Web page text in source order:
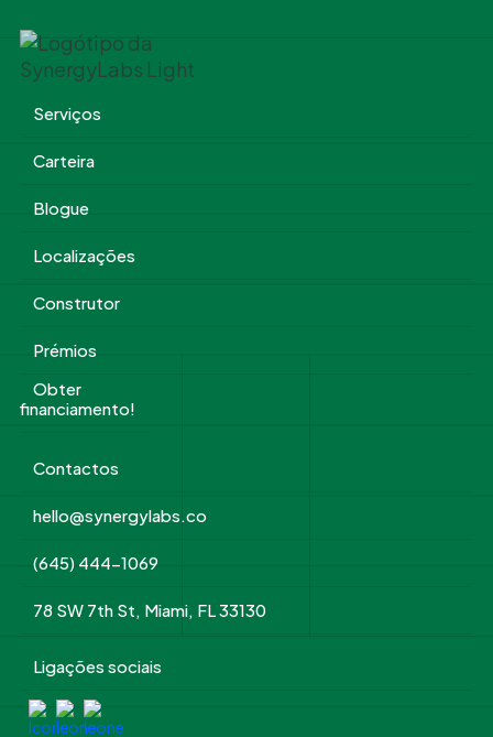
Serviços
Carteira
Blogue
Localizações
Construtor
Prémios
Obter
financiamento!
Contactos
hello@synergylabs.co
(645) 444-1069
78 SW 7th St, Miami, FL 33130
Ligações sociais